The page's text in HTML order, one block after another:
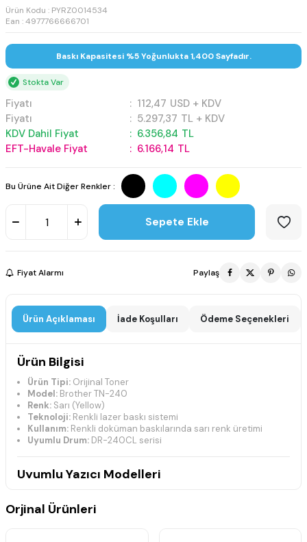
Ürün Kodu : PYRZ0014534
Ean : 4977766666701
Baskı Kapasitesi %5 Yoğunlukta 1,400 Sayfadır.
Stokta Var
Fiyatı : 112,47 USD + KDV
Fiyatı
: 5.297,37 TL + KDV
KDV Dahil Fiyat
: 6.356,84 TL
EFT-Havale Fiyat
: 6.166,14 TL
Bu Ürüne Ait Diğer Renkler :
Sepete Ekle
Fiyat Alarmı Paylaş
Ürün Açıklaması İade Koşulları Ödeme Seçenekleri
Ürün Bilgisi
Ürün Tipi: Orijinal Toner
Model: Brother TN-240
Renk: Sarı (Yellow)
Teknoloji: Renkli lazer baskı sistemi
Kullanım: Renkli doküman baskılarında sarı renk üretimi
Uyumlu Drum: DR-240CL serisi
Uyumlu Yazıcı Modelleri
DCP-9010CN
Orjinal Ürünleri